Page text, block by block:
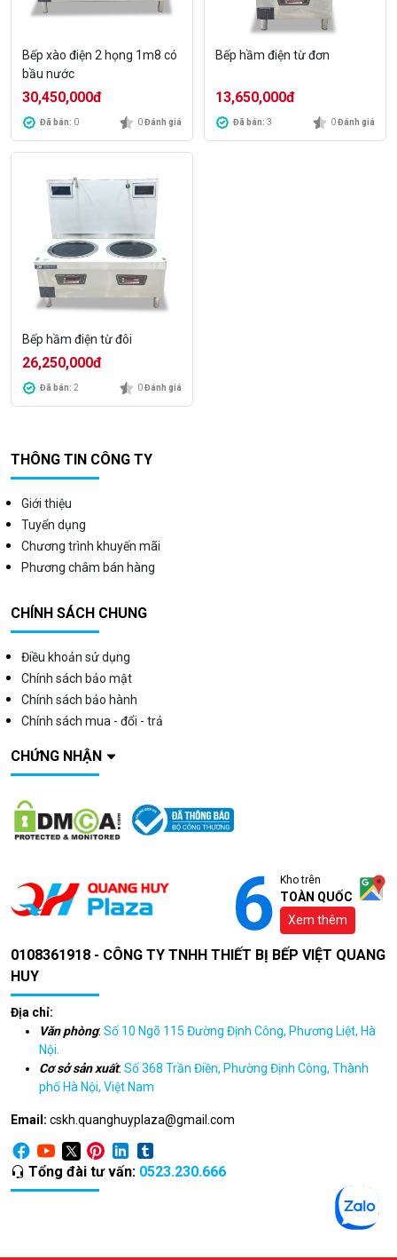
Bếp xào điện 2 họng 1m8 có
bầu nước
30,450,000đ
Đã bán: 0 0Đánh giá
Bếp hầm điện từ đơn
13,650,000đ
Đã bán: 3 0Đánh giá
Bếp hầm điện từ đôi
26,250,000đ
Đã bán: 2 0Đánh giá
THÔNG TIN CÔNG TY
Giới thiệu
Tuyển dụng
Chương trình khuyến mãi
Phương châm bán hàng
CHÍNH SÁCH CHUNG
Điều khoản sử dụng
Chính sách bảo mật
Chính sách bảo hành
Chính sách mua - đổi - trả
CHỨNG NHẬN
Kho trên
TOÀN QUỐC
Xem thêm
0108361918 - CÔNG TY TNHH THIẾT BỊ BẾP VIỆT QUANG
HUY
Địa chỉ:
Văn phòng: Số 10 Ngõ 115 Đường Định Công, Phương Liệt, Hà
Nội.
Cơ sở sản xuất: Số 368 Trần Điền, Phường Định Công, Thành
phố Hà Nội, Việt Nam
Email: cskh.quanghuyplaza@gmail.com
Tổng đài tư vấn: 0523.230.666